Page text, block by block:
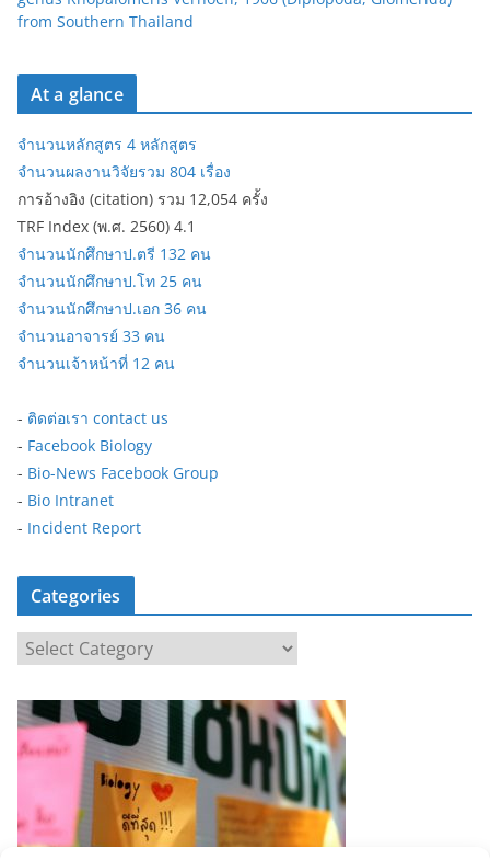
from Southern Thailand
At a glance
จำนวนหลักสูตร 4 หลักสูตร
จำนวนผลงานวิจัยรวม 804 เรื่อง
การอ้างอิง (citation) รวม 12,054 ครั้ง
TRF Index (พ.ศ. 2560) 4.1
จำนวนนักศึกษาป.ตรี 132 คน
จำนวนนักศึกษาป.โท 25 คน
จำนวนนักศึกษาป.เอก 36 คน
จำนวนอาจารย์ 33 คน
จำนวนเจ้าหน้าที่ 12 คน
- ติดต่อเรา contact us
- Facebook Biology
- Bio-News Facebook Group
- Bio Intranet
- Incident Report
Categories
a
t
e
g
i